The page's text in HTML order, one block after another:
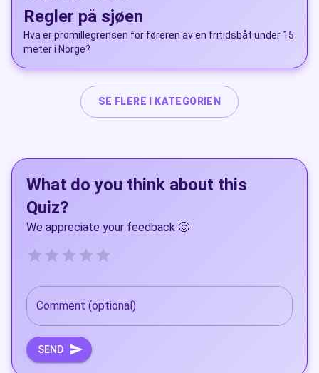
Regler på sjøen
Hva er promillegrensen for føreren av en fritidsbåt under 15
meter i Norge?
SE FLERE I KATEGORIEN
What do you think about this
Quiz?
We appreciate your feedback 🙂
Comment (optional)
SEND